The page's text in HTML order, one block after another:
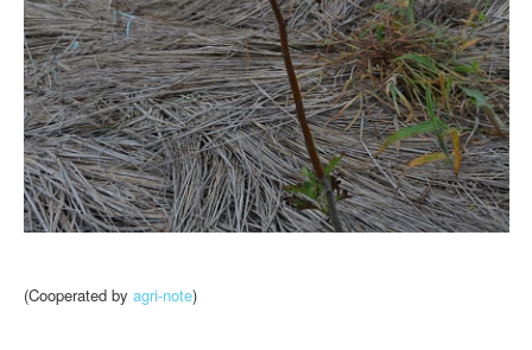
(Cooperated by agri-note)